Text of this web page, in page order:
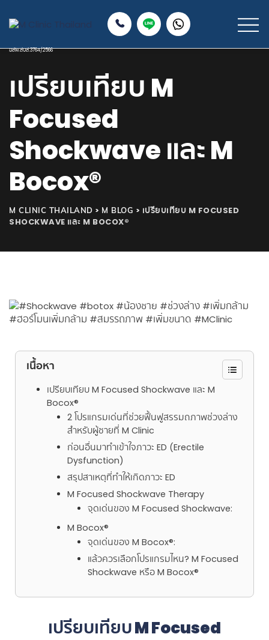
เปรียบเทียบ M
Focused
Shockwave และ M
Bocox®
M CLINIC THAILAND > M BLOG > เปรียบเทียบ M FOCUSED
SHOCKWAVE และ M BOCOX®
เนื้อหา
เปรียบเทียบ M Focused Shockwave และ M
Bocox®
2 โปรแกรมเด่นที่ช่วยฟื้นฟูสรรมถภาพช่วงล่าง
สำหรับผู้ชายที่ M Clinic
ก่อนอื่นมาทำเข้าใจภาวะ ED (Erectile
Dysfunction)
สรุปสาเหตุที่ทำให้เกิดภาวะ ED
M Focused Shockwave Therapy
จุดเด่นของ M Focused Shockwave:
M Bocox®
จุดเด่นของ M Bocox®:
แล้วควรเลือกโปรแกรมไหน? M Focused
Shockwave หรือ M Bocox®
เปรียบเทียบM Focused